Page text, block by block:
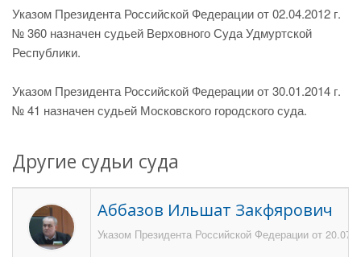
Указом Президента Российской Федерации от 02.04.2012 г.
№ 360 назначен судьей Верховного Суда Удмуртской
Республики.
Указом Президента Российской Федерации от 30.01.2014 г.
№ 41 назначен судьей Московского городского суда.
Другие судьи суда
Аббазов Ильшат Закфярович
Указом Президента Российской Федерации от